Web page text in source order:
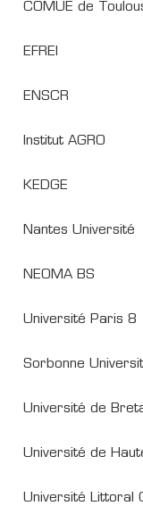
COMUE de
EFREI
ENSCR
Institut AGRO
KEDGE
Nantes Université
NEOMA BS
Université Paris 8
Sorbonne
Université de
Université de
Université Littoral